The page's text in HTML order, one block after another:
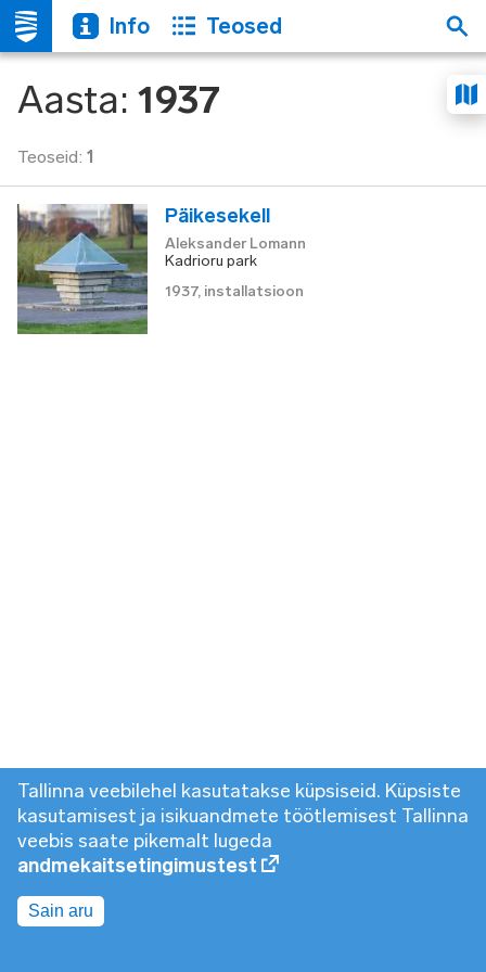
Info Teosed
Aasta: 1937
Teoseid: 1
Päikesekell
Aleksander Lomann
Kadrioru park
1937, installatsioon
Tallinna veebilehel kasutatakse küpsiseid. Küpsiste
kasutamisest ja isikuandmete töötlemisest Tallinna
veebis saate pikemalt lugeda
andmekaitsetingimustest
Sain aru